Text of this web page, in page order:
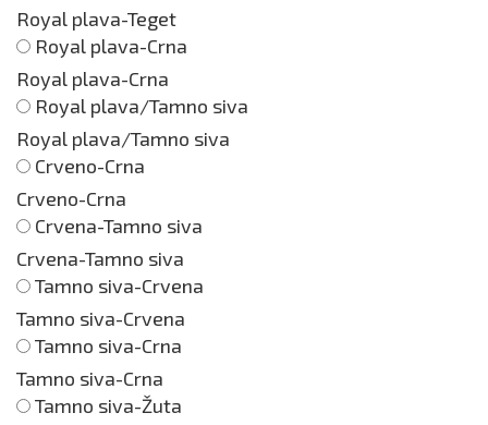
Royal plava-Teget
Royal plava-Crna
Royal plava-Crna
Royal plava/Tamno siva
Royal plava/Tamno siva
Crveno-Crna
Crveno-Crna
Crvena-Tamno siva
Crvena-Tamno siva
Tamno siva-Crvena
Tamno siva-Crvena
Tamno siva-Crna
Tamno siva-Crna
Tamno siva-Žuta